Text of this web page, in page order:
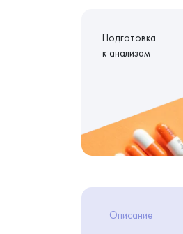
Подготовка
к анализам
Описание